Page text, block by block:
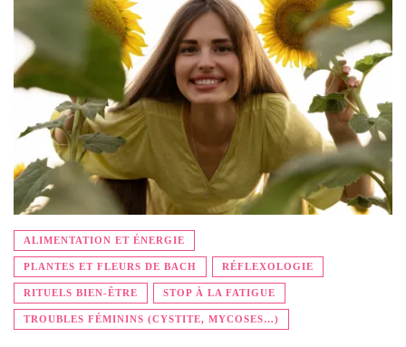
ALIMENTATION ET ÉNERGIE
PLANTES ET FLEURS DE BACH RÉFLEXOLOGIE
RITUELS BIEN-ÊTRE STOP À LA FATIGUE
TROUBLES FÉMININS (CYSTITE, MYCOSES…)